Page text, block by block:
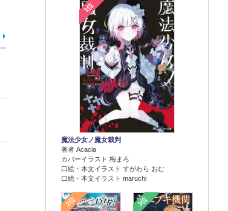
1位
魔法少女ノ魔女裁判
著者 Acacia
カバーイラスト 梅まろ
口絵・本文イラスト すがわら おむ
口絵・本文イラスト maruchi
2位 3位